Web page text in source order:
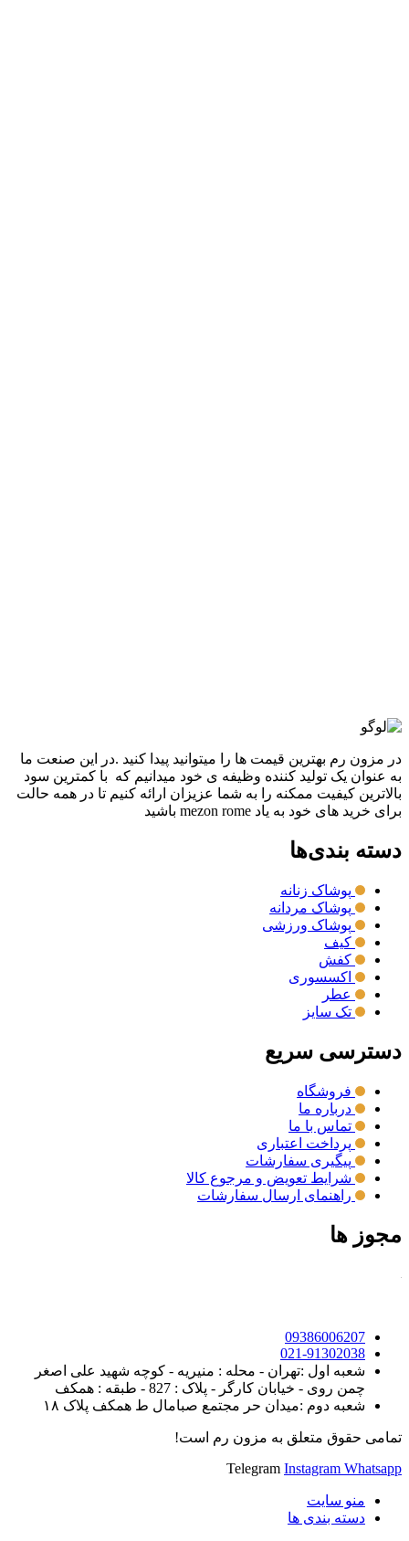
در مزون رم بهترین قیمت ها را میتوانید پیدا کنید .در این صنعت ما
به عنوان یک تولید کننده وظیفه ی خود میدانیم که با کمترین سود
بالاترین کیفیت ممکنه را به شما عزیزان ارائه کنیم تا در همه حالت
برای خرید های خود به یاد mezon rome باشید
دسته بندی‌ها
پوشاک زنانه
پوشاک مردانه
پوشاک ورزشی
کیف
کفش
اکسسوری
عطر
تک سایز
دسترسی سریع
فروشگاه
درباره ما
تماس با ما
پرداخت اعتباری
پیگیری سفارشات
شرایط تعویض و مرجوع کالا
راهنمای ارسال سفارشات
مجوز ها
09386006207
021-91302038
شعبه اول :تهران - محله : منیریه - کوچه شهید علی اصغر
چمن روی - خیابان کارگر - پلاک : 827 - طبقه : همکف
شعبه دوم :میدان حر مجتمع صبامال ط همکف پلاک ۱۸
تمامی حقوق متعلق به مزون رم است!
Telegram Instagram Whatsapp
منو سایت
دسته بندی ها